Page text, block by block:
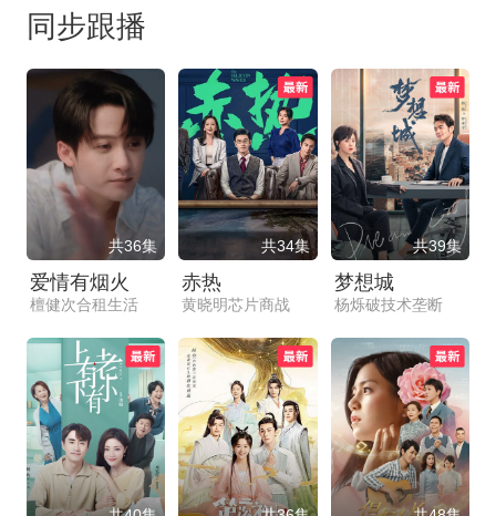
同步跟播
共36集
爱情有烟火
檀健次合租生活
共34集
赤热
黄晓明芯片商战
共39集
梦想城
杨烁破技术垄断